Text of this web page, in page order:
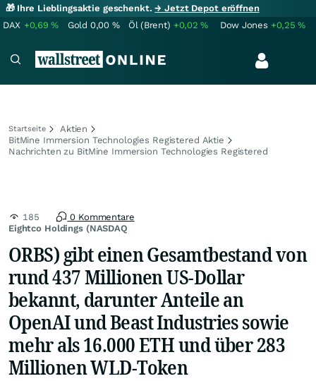
🎁 Ihre Lieblingsaktie geschenkt.→ Jetzt Depot eröffnen
DAX +0,69% Gold 0,00 % Öl (Brent) +0,02% Dow Jones +0,25%
Startseite
Aktien
BitMine Immersion Technologies Registered Aktie
Nachrichten zu BitMine Immersion Technologies Registered
Eightco Holdings (NASDAQ
185 0 Kommentare
ORBS) gibt einen Gesamtbestand von
rund 437 Millionen US-Dollar
bekannt, darunter Anteile an
OpenAI und Beast Industries sowie
mehr als 16.000 ETH und über 283
Millionen WLD-Token